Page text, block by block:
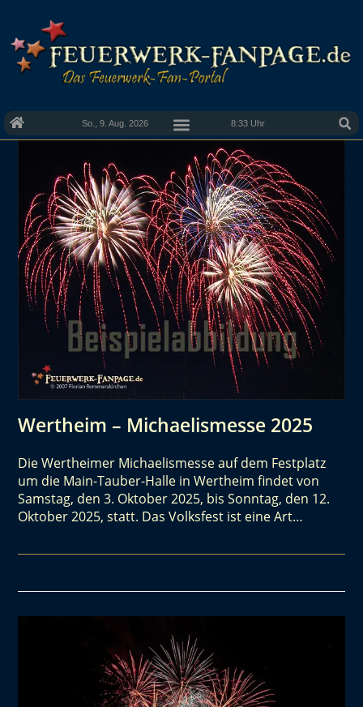
So., 9. Aug. 2026 8:33 Uhr
Wertheim – Michaelismesse 2025
Die Wertheimer Michaelismesse auf dem Festplatz
um die Main-Tauber-Halle in Wertheim findet von
Samstag, den 3. Oktober 2025, bis Sonntag, den 12.
Oktober 2025, statt. Das Volksfest ist eine Art…